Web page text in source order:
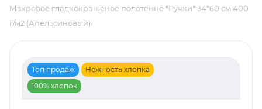
Махровое гладкокрашеное полотенце "Ручки" 34*60 см 400
г/м2 (Апельсиновый)
Топ продаж
Нежность хлопка
100% хлопок